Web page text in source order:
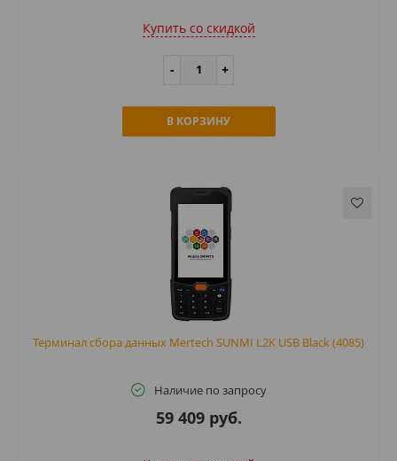
Купить cо скидкой
В КОРЗИНУ
Терминал сбора данных Mertech SUNMI L2K USB Black (4085)
Наличие по запросу
59 409 руб.